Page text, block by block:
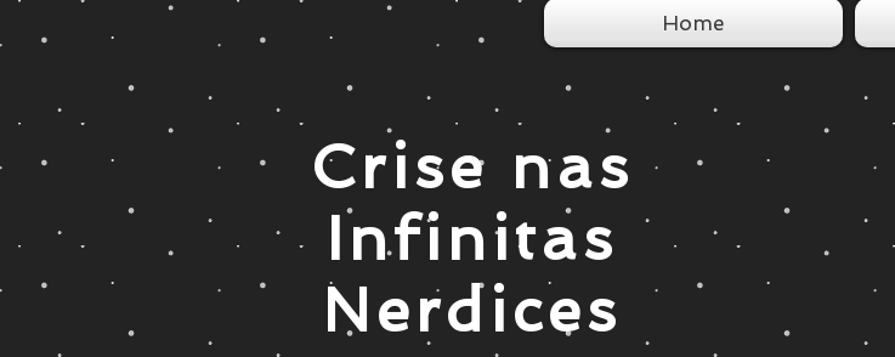
Home
Crise nas
Infinitas
Nerdices